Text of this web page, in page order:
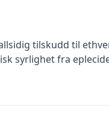
tilskudd til
syrlighet fra